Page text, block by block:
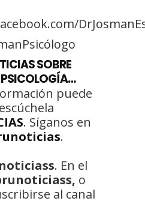
SOBRE
puede
. Síganos en
.
. En el
o
al canal